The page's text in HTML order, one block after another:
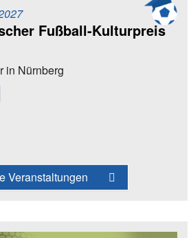
Fußball-Kulturpreis
in Nürnberg
Veranstaltungen